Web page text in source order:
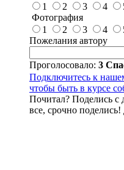
1
2 3 4
Фотография
1
2 3 4
Пожелания автору
Проголосовало: 3
Подключитесь к
чтобы быть в курсе
Почитал? Поделись
все, срочно